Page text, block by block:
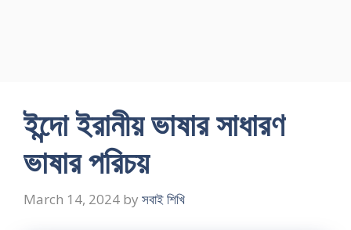
ইন্দো ইরানীয় ভাষার সাধারণ
ভাষার পরিচয়
March 14, 2024 by সবাই শিখি